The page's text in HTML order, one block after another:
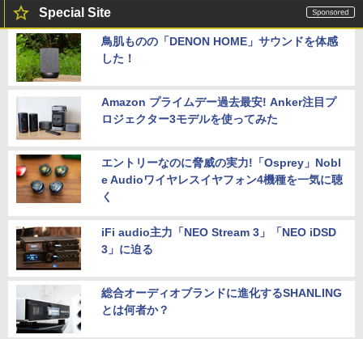
Special Site
鳥肌ものの「DENON HOME」サウンドを体感
した！
Amazon プライムデー過去最安! Anker注目プ
ロジェクター3モデルを使ってみた
エントリーなのに脅威の実力!「Osprey」Nobl
e Audioワイヤレスイヤフォン4機種を一気に聴
く
iFi audio主力「NEO Stream 3」「NEO iDSD
3」に迫る
総合オーディオブランドに進化するSHANLING
とは何者か？